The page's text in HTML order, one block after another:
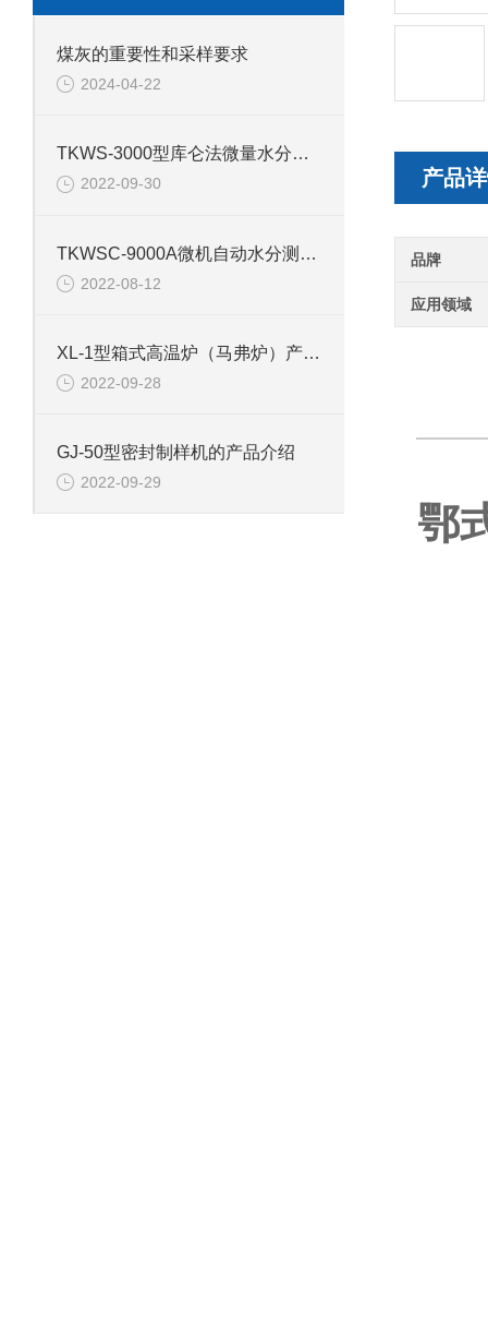
产品
品牌
应用领域
鄂
煤灰的重要性和采样要求
2024-04-22
TKWS-3000型库仑法微量水分测定仪产品介绍
2022-09-30
TKWSC-9000A微机自动水分测定仪的技术参数
2022-08-12
XL-1型箱式高温炉（马弗炉）产品介绍
2022-09-28
GJ-50型密封制样机的产品介绍
2022-09-29